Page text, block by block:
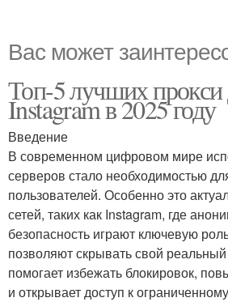
Вас может
Топ-5 лучших прокси
Instagram в 2025 году
Введение
В современном цифровом мире
серверов стало необходимостью
пользователей. Особенно это
сетей, таких как Instagram, где
безопасность играют ключевую
позволяют скрывать свой
помогает избежать блокировок,
и открывает доступ к